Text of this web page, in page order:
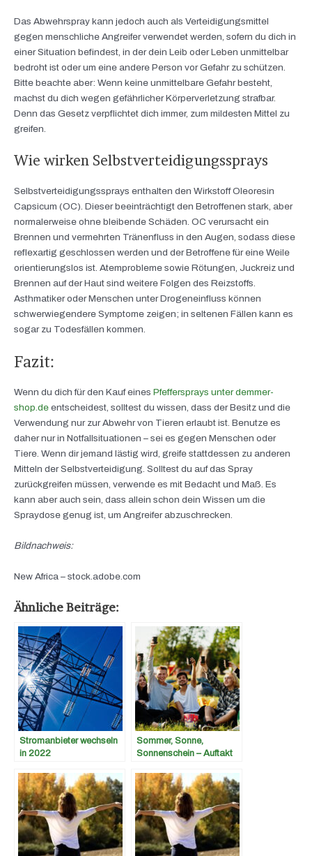
Das Abwehrspray kann jedoch auch als Verteidigungsmittel
gegen menschliche Angreifer verwendet werden, sofern du dich in
einer Situation befindest, in der dein Leib oder Leben unmittelbar
bedroht ist oder um eine andere Person vor Gefahr zu schützen.
Bitte beachte aber: Wenn keine unmittelbare Gefahr besteht,
machst du dich wegen gefährlicher Körperverletzung strafbar.
Denn das Gesetz verpflichtet dich immer, zum mildesten Mittel zu
greifen.
Wie wirken Selbstverteidigungssprays
Selbstverteidigungssprays enthalten den Wirkstoff Oleoresin
Capsicum (OC). Dieser beeinträchtigt den Betroffenen stark, aber
normalerweise ohne bleibende Schäden. OC verursacht ein
Brennen und vermehrten Tränenfluss in den Augen, sodass diese
reflexartig geschlossen werden und der Betroffene für eine Weile
orientierungslos ist. Atemprobleme sowie Rötungen, Juckreiz und
Brennen auf der Haut sind weitere Folgen des Reizstoffs.
Asthmatiker oder Menschen unter Drogeneinfluss können
schwerwiegendere Symptome zeigen; in seltenen Fällen kann es
sogar zu Todesfällen kommen.
Fazit:
Wenn du dich für den Kauf eines Pfeffersprays unter demmer-
shop.de entscheidest, solltest du wissen, dass der Besitz und die
Verwendung nur zur Abwehr von Tieren erlaubt ist. Benutze es
daher nur in Notfallsituationen – sei es gegen Menschen oder
Tiere. Wenn dir jemand lästig wird, greife stattdessen zu anderen
Mitteln der Selbstverteidigung. Solltest du auf das Spray
zurückgreifen müssen, verwende es mit Bedacht und Maß. Es
kann aber auch sein, dass allein schon dein Wissen um die
Spraydose genug ist, um Angreifer abzuschrecken.
Bildnachweis:
New Africa – stock.adobe.com
Ähnliche Beiträge:
Stromanbieter wechseln
in 2022
Sommer, Sonne,
Sonnenschein – Auftakt